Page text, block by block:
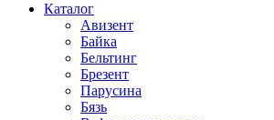
Каталог
Авизент
Байка
Бельтинг
Брезент
Парусина
Бязь